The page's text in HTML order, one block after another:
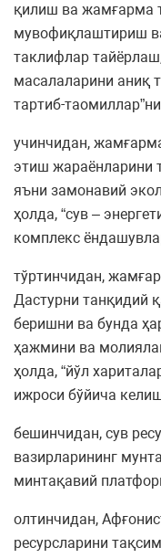
қилиш ва жамғарма
мувофиқлаштириш
таклифлар
масалаларини аниқ
тартиб-
учинчидан,
этиш жараёнларини
яъни замонавий
ҳолда, “сув –
комплекс
тўртинчидан,
Дастурни танқидий
беришни ва бунда
ҳажмини ва
ҳолда, “йўл
ижроси бўйича
бешинчидан, сув
вазирларининг
минтақавий
олтинчидан,
ресурсларини